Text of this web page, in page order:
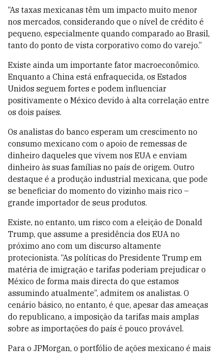
“As taxas mexicanas têm um impacto muito menor
nos mercados, considerando que o nível de crédito é
pequeno, especialmente quando comparado ao Brasil,
tanto do ponto de vista corporativo como do varejo.”
Existe ainda um importante fator macroeconômico.
Enquanto a China está enfraquecida, os Estados
Unidos seguem fortes e podem influenciar
positivamente o México devido à alta correlação entre
os dois países.
Os analistas do banco esperam um crescimento no
consumo mexicano com o apoio de remessas de
dinheiro daqueles que vivem nos EUA e enviam
dinheiro às suas famílias no país de origem. Outro
destaque é a produção industrial mexicana, que pode
se beneficiar do momento do vizinho mais rico –
grande importador de seus produtos.
Existe, no entanto, um risco com a eleição de Donald
Trump, que assume a presidência dos EUA no
próximo ano com um discurso altamente
protecionista. “As políticas do Presidente Trump em
matéria de imigração e tarifas poderiam prejudicar o
México de forma mais directa do que estamos
assumindo atualmente”, admitem os analistas. O
cenário básico, no entanto, é que, apesar das ameaças
do republicano, a imposição da tarifas mais amplas
sobre as importações do país é pouco provável.
Para o JPMorgan, o portfólio de ações mexicano é mais